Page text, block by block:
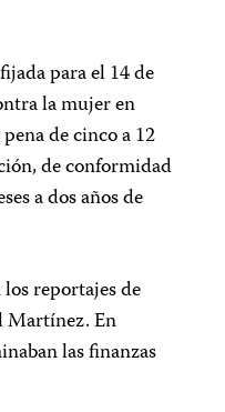
para el 14 de
la mujer en
de cinco a 12
de conformidad
a dos años de
reportajes de
Martínez. En
las finanzas